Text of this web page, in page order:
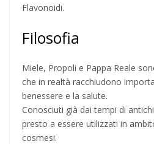
Flavonoidi.
Filosofia
Miele, Propoli e Pappa Reale
che in realtà racchiudono
benessere e la salute.
Conosciuti già dai tempi di
presto a essere utilizzati in
cosmesi.